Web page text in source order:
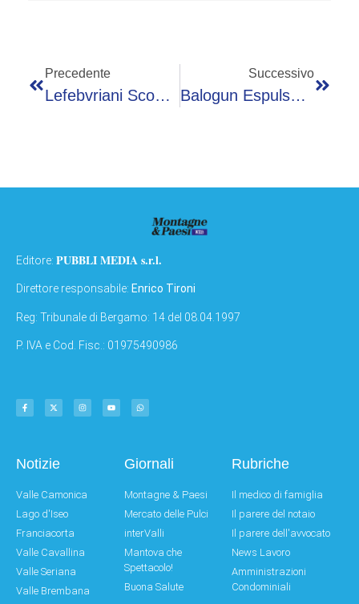
Precedente
Lefebvriani Scomunicati Dalla Chiesa
Successivo
Balogun Espulso E Messi Graziato, La Polemica Social Ai Mondiali 2026
Editore: PUBBLI MEDIA s.r.l.
Direttore responsabile: Enrico Tironi
Reg: Tribunale di Bergamo: 14 del 08.04.1997
P. IVA e Cod. Fisc.: 01975490986
Notizie
Valle Camonica
Lago d'Iseo
Franciacorta
Valle Cavallina
Valle Seriana
Valle Brembana
Giornali
Montagne & Paesi
Mercato delle Pulci
interValli
Mantova che
Spettacolo!
Buona Salute
Rubriche
Il medico di famiglia
Il parere del notaio
Il parere dell'avvocato
News Lavoro
Amministrazioni
Condominiali